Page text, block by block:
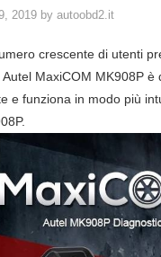
2019 by autoobd2.it
crescente di utenti
MaxiCOM MK908P
e funziona in modo più